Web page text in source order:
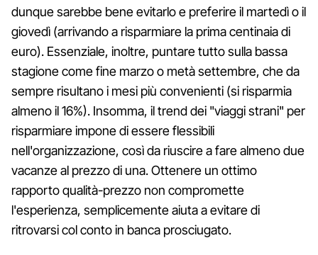
dunque sarebbe bene evitarlo e preferire il martedì o il
giovedì (arrivando a risparmiare la prima centinaia di
euro). Essenziale, inoltre, puntare tutto sulla bassa
stagione come fine marzo o metà settembre, che da
sempre risultano i mesi più convenienti (si risparmia
almeno il 16%). Insomma, il trend dei "viaggi strani" per
risparmiare impone di essere flessibili
nell'organizzazione, così da riuscire a fare almeno due
vacanze al prezzo di una. Ottenere un ottimo
rapporto qualità-prezzo non compromette
l'esperienza, semplicemente aiuta a evitare di
ritrovarsi col conto in banca prosciugato.